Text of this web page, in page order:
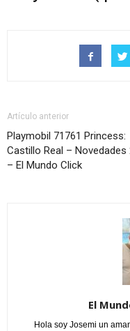
Artículo anterior
Playmobil 71761 Princess:
Castillo Real – Novedades
– El Mundo Click
El
Hola soy Josemi un